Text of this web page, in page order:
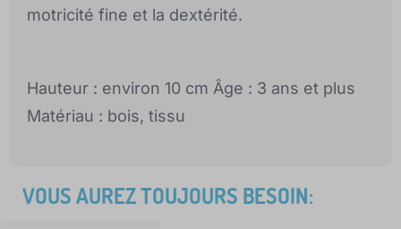
motricité fine et la dextérité.
Hauteur : environ 10 cm Âge : 3 ans et plus
Matériau : bois, tissu
VOUS AUREZ TOUJOURS BESOIN: